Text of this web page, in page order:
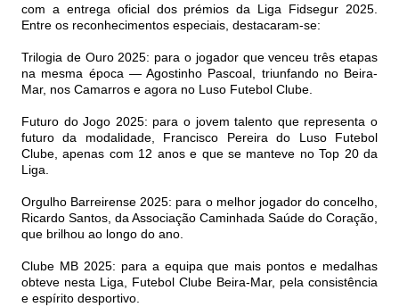
com a entrega oficial dos prémios da Liga Fidsegur 2025.
Entre os reconhecimentos especiais, destacaram-se:
Trilogia de Ouro 2025: para o jogador que venceu três etapas
na mesma época — Agostinho Pascoal, triunfando no Beira-
Mar, nos Camarros e agora no Luso Futebol Clube.
Futuro do Jogo 2025: para o jovem talento que representa o
futuro da modalidade, Francisco Pereira do Luso Futebol
Clube, apenas com 12 anos e que se manteve no Top 20 da
Liga.
Orgulho Barreirense 2025: para o melhor jogador do concelho,
Ricardo Santos, da Associação Caminhada Saúde do Coração,
que brilhou ao longo do ano.
Clube MB 2025: para a equipa que mais pontos e medalhas
obteve nesta Liga, Futebol Clube Beira-Mar, pela consistência
e espírito desportivo.